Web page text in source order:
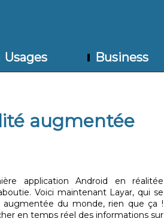
Usages Business
augmentée
application Android en réalitée
Voici maintenant Layar, qui se
du monde, rien que ça !
en temps réel des informations sur